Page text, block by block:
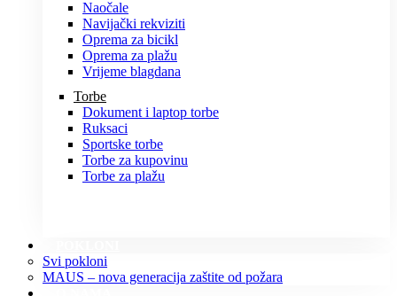
Naočale
Navijački rekviziti
Oprema za bicikl
Oprema za plažu
Vrijeme blagdana
Torbe
Dokument i laptop torbe
Ruksaci
Sportske torbe
Torbe za kupovinu
Torbe za plažu
Svi pokloni
MAUS – nova generacija zaštite od požara